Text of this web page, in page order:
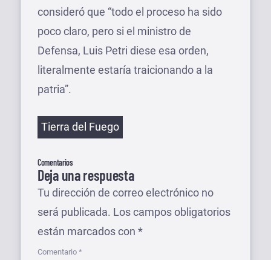
consideró que “todo el proceso ha sido
poco claro, pero si el ministro de
Defensa, Luis Petri diese esa orden,
literalmente estaría traicionando a la
patria”.
Etiquetas
Tierra del Fuego
Comentarios
Deja una respuesta
Tu dirección de correo electrónico no
será publicada. Los campos obligatorios
están marcados con *
Comentario *